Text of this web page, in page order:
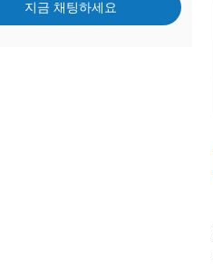
지금 채팅하세요